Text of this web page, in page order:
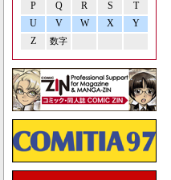
P Q R S
T
U
V W X
Y
Z
数字